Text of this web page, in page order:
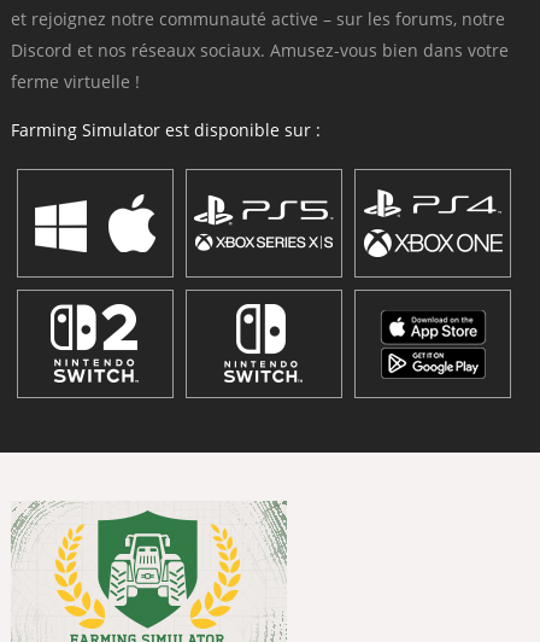
et rejoignez notre communauté active – sur les forums, notre
Discord et nos réseaux sociaux. Amusez-vous bien dans votre
ferme virtuelle !
Farming Simulator est disponible sur :